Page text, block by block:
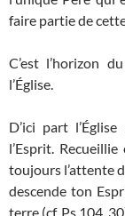
faire partie de
C’est l’horizon
l’Église.
D’ici part
l’Esprit.
toujours l’attente
descende ton
terre (cf. Ps 104,